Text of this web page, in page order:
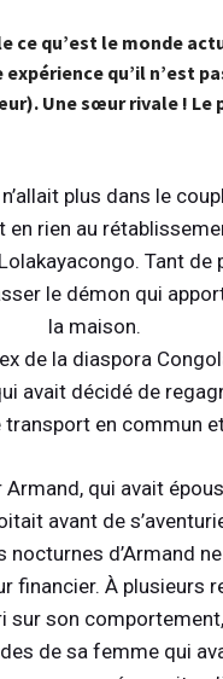
ce qu’est le monde
qu’il n’est
Une sœur rivale ! Le
Bifouiti dans le
qui lui est arrivé. Jamais
plus dans le
en rien au
Tant de
le démon qui
la maison.
de la diaspora
avait décidé de
transport en commun
qui avait
avant de
nocturnes d’Armand
financier. À plusieurs
sur son
de sa femme qui